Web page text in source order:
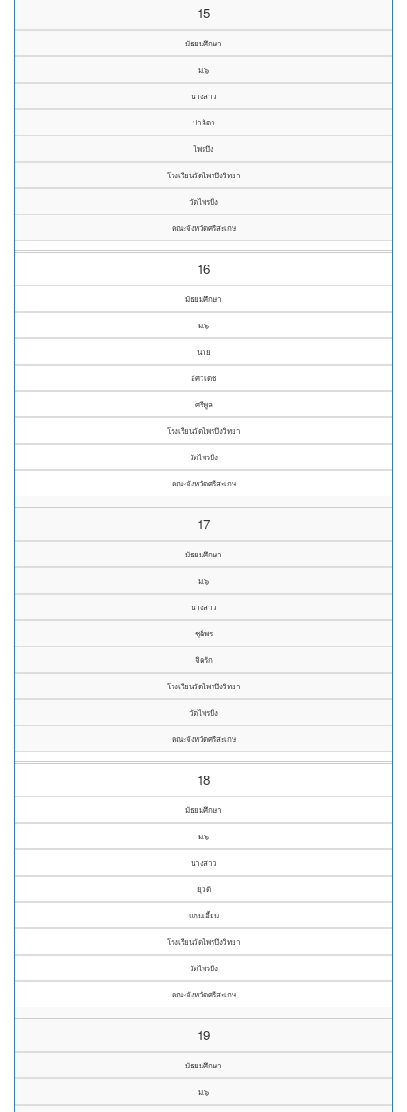
15
มัธยมศึกษา
ม.๖
นางสาว
ปาลิดา
ไพรบึง
โรงเรียนวัดไพรบึงวิทยา
วัดไพรบึง
คณะจังหวัดศรีสะเกษ
16
มัธยมศึกษา
ม.๖
นาย
อัศวเดช
ศรีพูล
โรงเรียนวัดไพรบึงวิทยา
วัดไพรบึง
คณะจังหวัดศรีสะเกษ
17
มัธยมศึกษา
ม.๖
นางสาว
ชุติพร
จิตรัก
โรงเรียนวัดไพรบึงวิทยา
วัดไพรบึง
คณะจังหวัดศรีสะเกษ
18
มัธยมศึกษา
ม.๖
นางสาว
ยุวดี
แกมเอี้ยม
โรงเรียนวัดไพรบึงวิทยา
วัดไพรบึง
คณะจังหวัดศรีสะเกษ
19
มัธยมศึกษา
ม.๖